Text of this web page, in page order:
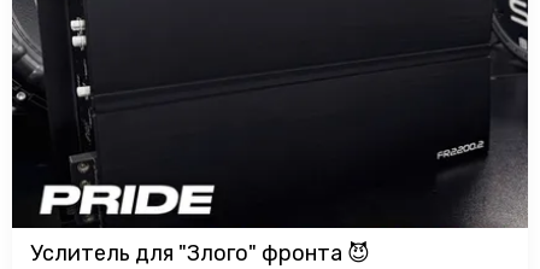
Услитель для "Злого" фронта 😈